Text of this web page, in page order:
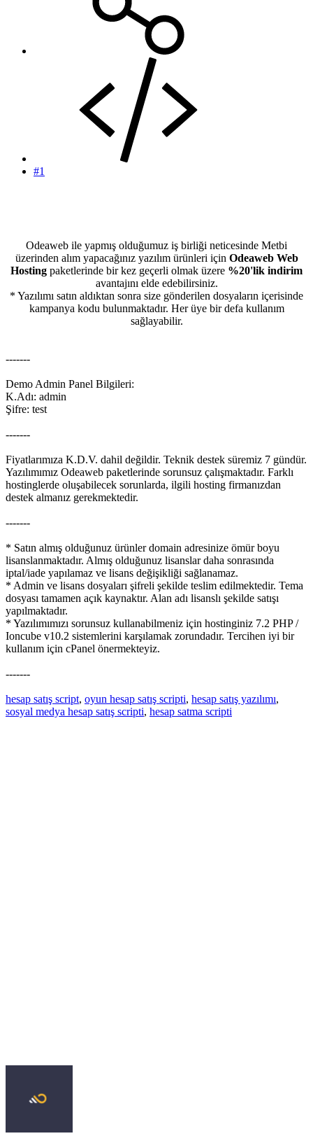
#1
Odeaweb ile yapmış olduğumuz iş birliği neticesinde Metbi
üzerinden alım yapacağınız yazılım ürünleri için Odeaweb Web
Hosting paketlerinde bir kez geçerli olmak üzere %20'lik indirim
avantajını elde edebilirsiniz.
* Yazılımı satın aldıktan sonra size gönderilen dosyaların içerisinde
kampanya kodu bulunmaktadır. Her üye bir defa kullanım
sağlayabilir.
-------​
Demo Admin Panel Bilgileri:
K.Adı: admin
Şifre: test
-------
Fiyatlarımıza K.D.V. dahil değildir. Teknik destek süremiz 7 gündür.
Yazılımımız Odeaweb paketlerinde sorunsuz çalışmaktadır. Farklı
hostinglerde oluşabilecek sorunlarda, ilgili hosting firmanızdan
destek almanız gerekmektedir.
-------
* Satın almış olduğunuz ürünler domain adresinize ömür boyu
lisanslanmaktadır. Almış olduğunuz lisanslar daha sonrasında
iptal/iade yapılamaz ve lisans değişikliği sağlanamaz.
* Admin ve lisans dosyaları şifreli şekilde teslim edilmektedir. Tema
dosyası tamamen açık kaynaktır. Alan adı lisanslı şekilde satışı
yapılmaktadır.
* Yazılımımızı sorunsuz kullanabilmeniz için hostinginiz 7.2 PHP /
Ioncube v10.2 sistemlerini karşılamak zorundadır. Tercihen iyi bir
kullanım için cPanel önermekteyiz.
-------
hesap satış script, oyun hesap satış scripti, hesap satış yazılımı,
sosyal medya hesap satış scripti, hesap satma scripti